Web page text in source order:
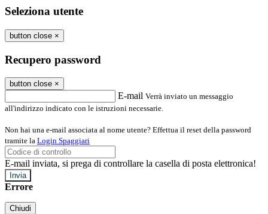
Seleziona utente
button close ×
Recupero password
button close ×
E-mail Verrà inviato un messaggio
all'indirizzo indicato con le istruzioni necessarie.
Non hai una e-mail associata al nome utente? Effettua il reset della password
tramite la Login Spaggiari
E-mail inviata, si prega di controllare la casella di posta elettronica!
Errore
Chiudi